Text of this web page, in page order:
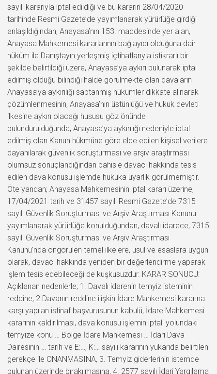
sayılı kararıyla iptal edildiği ve bu kararın 28/04/2020
tarihinde Resmi Gazete’de yayımlanarak yürürlüğe girdiği
anlaşıldığından; Anayasa’nın 153. maddesinde yer alan,
Anayasa Mahkemesi kararlarının bağlayıcı olduğuna dair
hüküm ile Danıştayın yerleşmiş içtihatlarıyla istikrarlı bir
şekilde belirtildiği üzere, Anayasa’ya aykırı bulunarak iptal
edilmiş olduğu bilindiği halde görülmekte olan davaların
Anayasa’ya aykırılığı saptanmış hükümler dikkate alınarak
çözümlenmesinin, Anayasa’nın üstünlüğü ve hukuk devleti
ilkesine aykırı olacağı hususu göz önünde
bulundurulduğunda, Anayasa’ya aykırılığı nedeniyle iptal
edilmiş olan Kanun hükmüne göre elde edilen kişisel verilere
dayanılarak güvenlik soruşturması ve arşiv araştırması
olumsuz sonuçlandığından bahisle davacı hakkında tesis
edilen dava konusu işlemde hukuka uyarlık görülmemiştir.
Öte yandan; Anayasa Mahkemesinin iptal kararı üzerine,
17/04/2021 tarih ve 31457 sayılı Resmi Gazete’de 7315
sayılı Güvenlik Soruşturması ve Arşiv Araştırması Kanunu
yayımlanarak yürürlüğe konulduğundan, davalı idarece, 7315
sayılı Güvenlik Soruşturması ve Arşiv Araştırması
Kanunu’nda öngörülen temel ilkelere, usul ve esaslara uygun
olarak, davacı hakkında yeniden bir değerlendirme yaparak
işlem tesis edebileceği de kuşkusuzdur. KARAR SONUCU:
Açıklanan nedenlerle; 1. Davalı idarenin temyiz isteminin
reddine, 2.Davanın reddine ilişkin İdare Mahkemesi kararına
karşı yapılan istinaf başvurusunun kabulü, İdare Mahkemesi
kararının kaldırılması, dava konusu işlemin iptali yolundaki
temyize konu … Bölge İdare Mahkemesi … İdari Dava
Dairesinin … tarih ve E:…, K:… sayılı kararının yukarıda belirtilen
gerekçe ile ONANMASINA, 3. Temyiz giderlerinin istemde
bulunan üzerinde bırakılmasına, 4. 2577 sayılı İdari Yargılama